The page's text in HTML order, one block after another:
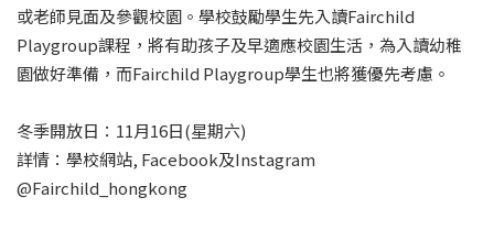
或老師見面及參觀校園。學校鼓勵學生先入讀Fairchild
Playgroup課程，將有助孩子及早適應校園生活，為入讀幼稚
園做好準備，而Fairchild Playgroup學生也將獲優先考慮。
冬季開放日：11月16日(星期六)
詳情：學校網站, Facebook及Instagram
@Fairchild_hongkong